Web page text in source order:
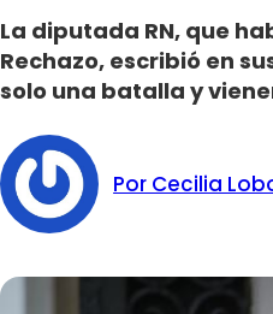
La diputada RN, que
Rechazo, escribió en
solo una batalla y
Por Cecilia